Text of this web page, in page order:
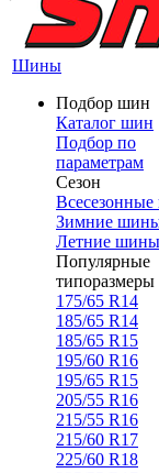
Шины
Подбор шин
Каталог шин
Подбор по
параметрам
Сезон
Зимние
Летние шины
Популярные
типоразмеры
175/65 R14
185/65 R14
185/65 R15
195/60 R16
195/65 R15
205/55 R16
215/55 R16
215/60 R17
225/60 R18